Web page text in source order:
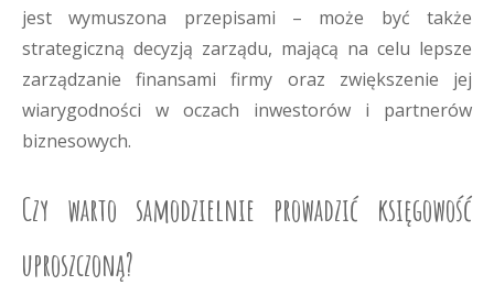
jest wymuszona przepisami – może być także
strategiczną decyzją zarządu, mającą na celu lepsze
zarządzanie finansami firmy oraz zwiększenie jej
wiarygodności w oczach inwestorów i partnerów
biznesowych.
Czy warto samodzielnie prowadzić księgowość
uproszczoną?